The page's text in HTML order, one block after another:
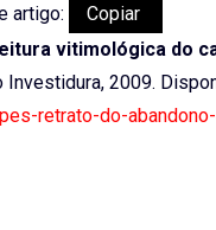
artigo:
Copiar
vitimológica do
2009.
retrato-do-